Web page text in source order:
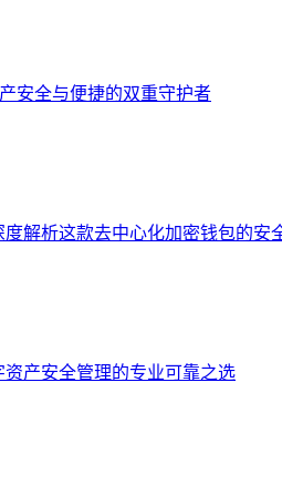
安全与便捷的双重守护者
度解析这款去中心化加密钱包的安
产安全管理的专业可靠之选